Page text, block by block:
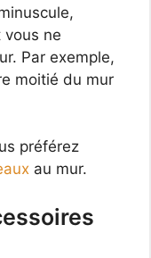
ne
Par exemple,
moitié du mur
préférez
au mur.